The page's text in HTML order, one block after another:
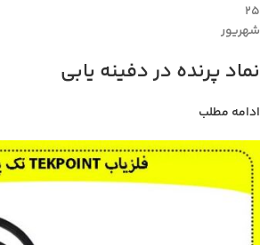
۲۵
شهریور
نماد پرنده در دفینه یابی
ادامه مطلب